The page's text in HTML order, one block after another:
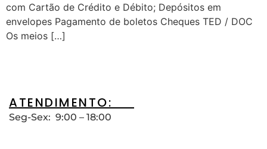
com Cartão de Crédito e Débito; Depósitos em
envelopes Pagamento de boletos Cheques TED / DOC
Os meios […]
ATENDIMENTO:__
Seg-Sex: 9:00 – 18:00